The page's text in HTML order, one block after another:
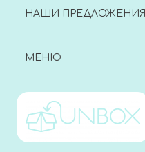
НАШИ ПРЕДЛОЖЕНИЯ
МЕНЮ